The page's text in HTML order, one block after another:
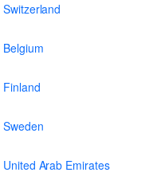
Switzerland
Belgium
Finland
Sweden
United Arab Emirates